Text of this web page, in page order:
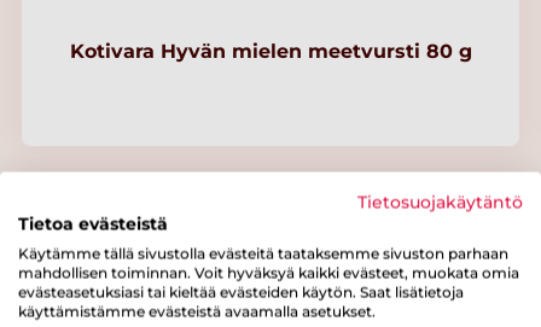
Kotivara Hyvän mielen meetvursti 80 g
Tietosuojakäytäntö
Tietoa evästeistä
Käytämme tällä sivustolla evästeitä taataksemme sivuston parhaan
mahdollisen toiminnan. Voit hyväksyä kaikki evästeet, muokata omia
evästeasetuksiasi tai kieltää evästeiden käytön. Saat lisätietoja
käyttämistämme evästeistä avaamalla asetukset.